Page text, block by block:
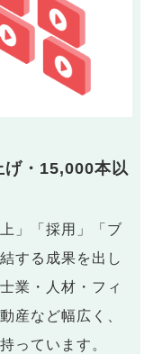
げ・15,000本以
」「採用」「ブ
する成果を出し
業・人材・フィ
産など幅広く、
っています。